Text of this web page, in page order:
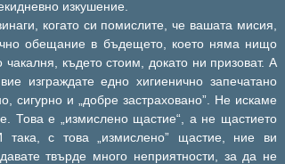
изкушение.
когато си помислите, че вашата мисия,
обещание в бъдещето, което няма нищо
където стоим, докато ни призоват. А
изграждате едно хигиенично запечатано
сигурно и „добре застраховано”. Не искаме
Това е „измислено щастие“, а не щастието
с това „измислено” щастие, ние ви
твърде много неприятности, за да не